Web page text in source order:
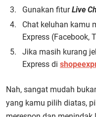
Gunakan fiturLive
Chat keluhan kamu
Express (Facebook,
Jika masih kurang
Express di
Nah, sangat mudah
yang kamu pilih diatas,